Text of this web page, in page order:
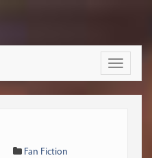
Toggle
Fan Fiction